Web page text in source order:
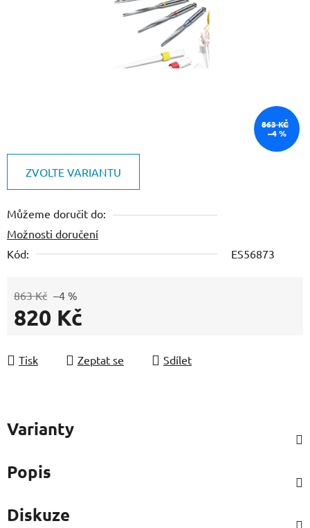
ZVOLTE VARIANTU
Můžeme doručit do:
Možnosti doručení
Kód:
ES56873
863 Kč –4 %
820 Kč
Tisk
Zeptat se Sdílet
863 KČ
–4 %
Varianty
Popis
Diskuze